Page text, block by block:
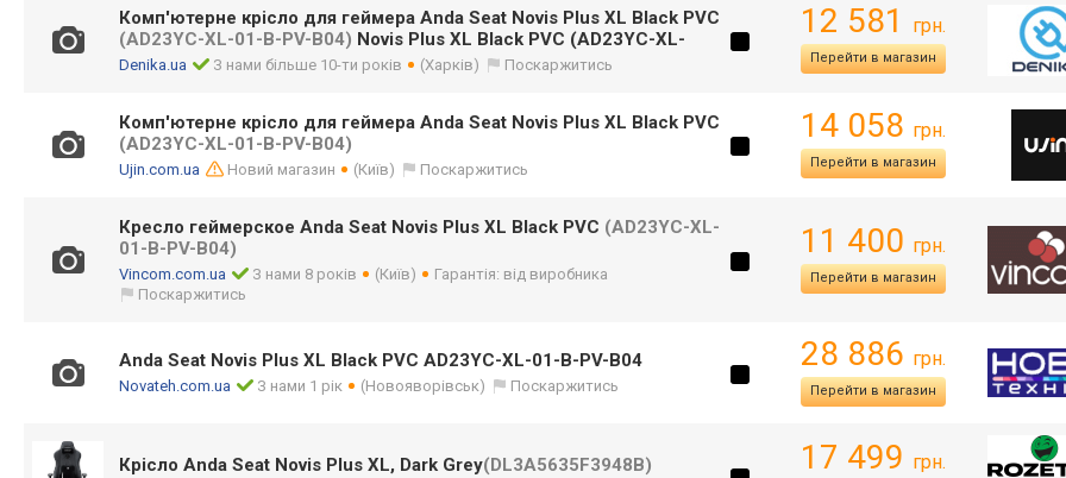
Комп'ютерне крісло для геймера Anda Seat Novis Plus XL Black PVC
(AD23YC-XL-01-B-PV-B04) Novis Plus XL Black PVC (AD23YC-XL-
Denika.ua З нами більше 10-ти років (Харків) Поскаржитись
12 581 грн.
Перейти в магазин
Комп'ютерне крісло для геймера Anda Seat Novis Plus XL Black PVC
(AD23YC-XL-01-B-PV-B04)
Ujin.com.ua Новий магазин (Київ) Поскаржитись
14 058 грн.
Перейти в магазин
Кресло геймерское Anda Seat Novis Plus XL Black PVC (AD23YC-XL-
01-B-PV-B04)
Vincom.com.ua З нами 8 років (Київ)
Гарантія: від виробника
Поскаржитись
11 400 грн.
Перейти в магазин
Anda Seat Novis Plus XL Black PVC AD23YC-XL-01-B-PV-B04
Novateh.com.ua З нами 1 рік (Новояворівськ) Поскаржитись
28 886 грн.
Перейти в магазин
Крісло Anda Seat Novis Plus XL, Dark Grey(DL3A5635F3948B) 17 499 грн.